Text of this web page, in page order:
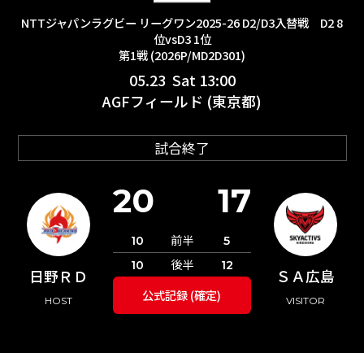
NTTジャパンラグビー リーグワン2025-26 D2/D3入替戦 D2 8
位vsD3 1位
第1戦 (2026P/MD2D301)
05.23 Sat 13:00
AGFフィールド (東京都)
試合終了
日野ＲＤ
HOST
ＳＡ広島
VISITOR
20 17
10 前半
5
10
後半 12
公式記録 (確定)